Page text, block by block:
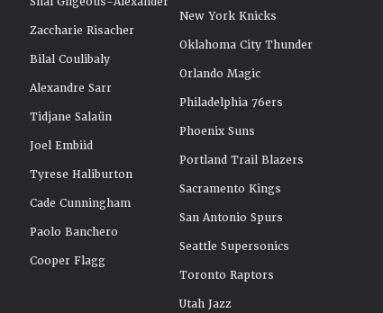
Zaccharie Risacher
Bilal Coulibaly
Alexandre Sarr
Tidjane Salaün
Joel Embiid
Tyrese Haliburton
Cade Cunningham
Paolo Banchero
Cooper Flagg
New York Knicks
Oklahoma City Thunder
Orlando Magic
Philadelphia 76ers
Phoenix Suns
Portland Trail Blazers
Sacramento Kings
San Antonio Spurs
Seattle Supersonics
Toronto Raptors
Utah Jazz